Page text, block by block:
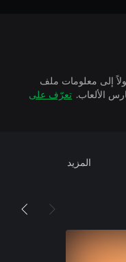
إلى معلومات ملف
تعرّف على
المزيد